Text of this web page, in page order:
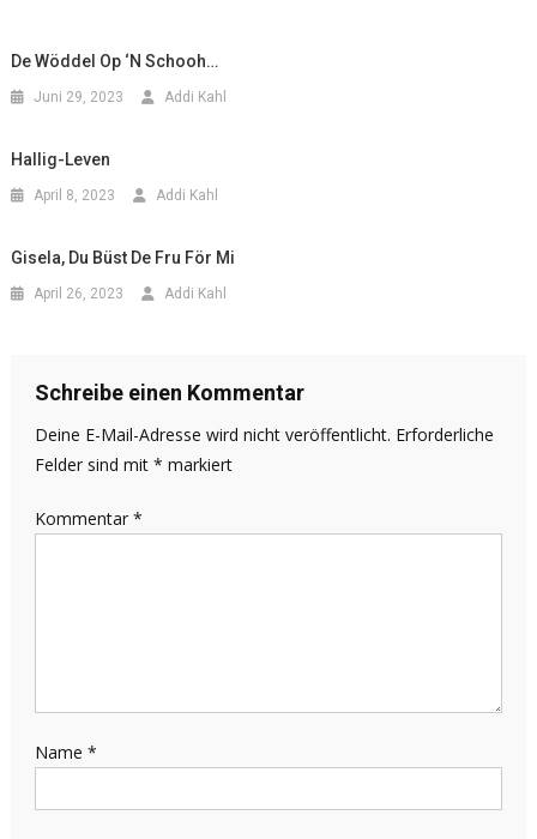
De Wöddel Op ‘n Schooh…
Juni 29, 2023 Addi Kahl
Hallig-Leven
April 8, 2023 Addi Kahl
Gisela, Du Büst De Fru För Mi
April 26, 2023 Addi Kahl
Schreibe einen Kommentar
Deine E-Mail-Adresse wird nicht veröffentlicht. Erforderliche
Felder sind mit * markiert
Kommentar *
Name *